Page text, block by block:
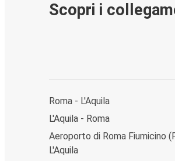
Scopri i
Roma - L'Aquila
L'Aquila - Roma
Aeroporto di Roma Fiumicino
L'Aquila